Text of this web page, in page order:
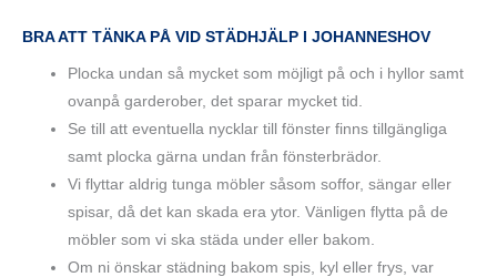
BRA ATT TÄNKA PÅ VID STÄDHJÄLP I JOHANNESHOV
Plocka undan så mycket som möjligt på och i hyllor samt
ovanpå garderober, det sparar mycket tid.
Se till att eventuella nycklar till fönster finns tillgängliga
samt plocka gärna undan från fönsterbrädor.
Vi flyttar aldrig tunga möbler såsom soffor, sängar eller
spisar, då det kan skada era ytor. Vänligen flytta på de
möbler som vi ska städa under eller bakom.
Om ni önskar städning bakom spis, kyl eller frys, var